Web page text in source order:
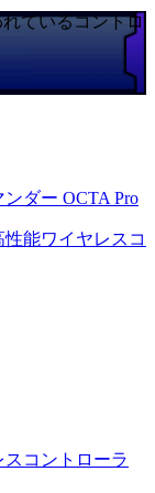
ているコントロ
ダー OCTA Pro
能ワイヤレスコ
コントローラ